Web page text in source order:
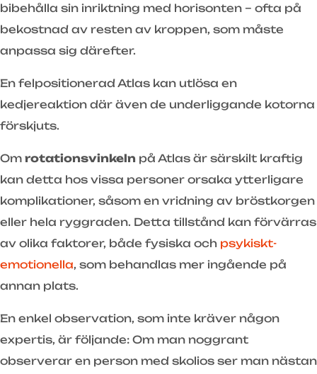
bibehålla sin inriktning med horisonten – ofta på
bekostnad av resten av kroppen, som måste
anpassa sig därefter.
En felpositionerad Atlas kan utlösa en
kedjereaktion där även de underliggande kotorna
förskjuts.
Om rotationsvinkeln på Atlas är särskilt kraftig
kan detta hos vissa personer orsaka ytterligare
komplikationer, såsom en vridning av bröstkorgen
eller hela ryggraden. Detta tillstånd kan förvärras
av olika faktorer, både fysiska och psykiskt-
emotionella, som behandlas mer ingående på
annan plats.
En enkel observation, som inte kräver någon
expertis, är följande: Om man noggrant
observerar en person med skolios ser man nästan